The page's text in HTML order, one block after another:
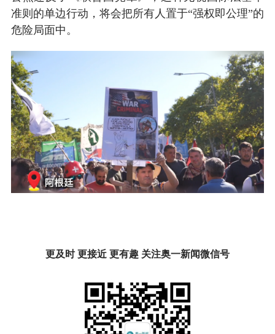
准则的单边行动，将会把所有人置于“强权即公理”的
危险局面中。
更及时 更接近 更有趣 关注奥一新闻微信号